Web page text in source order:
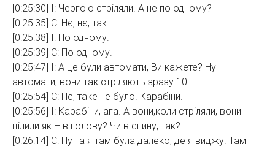
[0:25:30] І: Чергою стріляли. А не по одному?
[0:25:35] С: Нє, нє, так.
[0:25:38] І: По одному.
[0:25:39] С: По одному.
[0:25:47] І: А це були автомати, Ви кажете? Ну
автомати, вони так стріляють зразу 10.
[0:25:54] С: Нє, таке не було. Карабіни.
[0:25:56] І: Карабіни, ага. А вони,коли стріляли, вони
цілили як – в голову? Чи в спину, так?
[0:26:14] С: Ну та я там була далеко, де я виджу. Там